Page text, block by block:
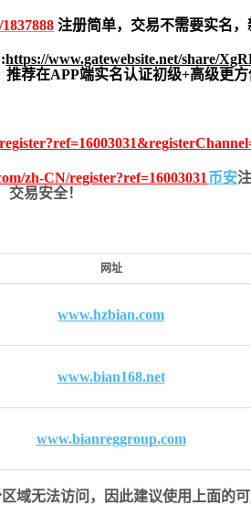
注册简单，交易不需要实名，
:https://www.gatewebsite.net/share/
荐在APP端实名认证初级+高级更
zh-CN/register?ref=16003031 币安
易安全！
网址
www.hzbian.com
www.bian168.net
www.bianreggroup.com
域无法访问， 因此建议使用上面的